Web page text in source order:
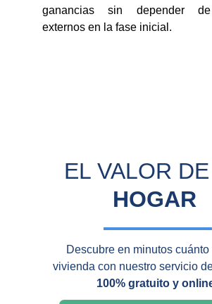
ganancias sin depender de
externos en la fase inicial.
EL VALOR
HOGAR
Descubre en minutos cuánto
vivienda con nuestro servicio
100% gratuito y